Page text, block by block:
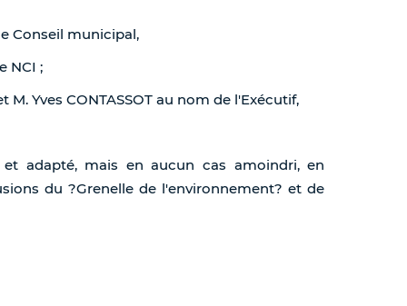
Conseil municipal,
NCI ;
Yves CONTASSOT au nom de l'Exécutif,
adapté, mais en aucun cas amoindri, en
du ?Grenelle de l'environnement? et de